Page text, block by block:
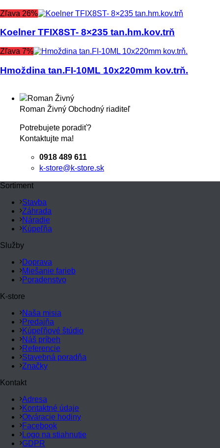
Zľava 26%
Koelner TFIX8ST- 8×235 tan.hm.kov.trň
Zľava 7%
Hmoždina tan.FI-10ML 10x220mm kov.trň.
Roman Živný Obchodný riaditeľ
Potrebujete poradiť?
Kontaktujte ma!
0918 489 611
k-store@k-store.sk
Sortiment
Stavba
Záhrada
Náradie
Kúpeľňa
Služby
Doprava
Miešanie farieb
Poradenstvo
K-store
Naša misia
Predajňa
Kúpeľňové štúdio
Náš príbeh
Referencie
Stavebná poradňa
Značky
Kontakt
Adresa
Kontaktné údaje
Otváracie hodiny
Facebook
Logo na stiahnutie
GDPR